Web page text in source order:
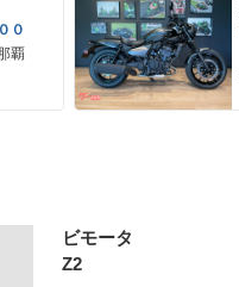
０
覇
ビモータ
Z2